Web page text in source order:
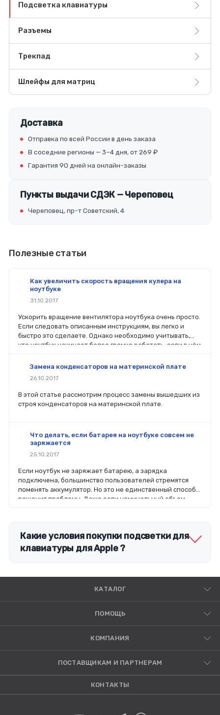
Подсветка клавиатуры
Разъемы
Трекпад
Шлейфы для матриц
Доставка
Отправка по всей России в день заказа
В соседние регионы — 3–4 дня, от 269 ₽
Гарантия 90 дней на онлайн-заказы
Пункты выдачи СДЭК — Череповец
Череповец, пр-т Советский, 4
Полезные статьи
Как увеличить скорость вращения кулера на
ноутбуке
31.10.2017
Ускорить вращение вентилятора ноутбука очень просто.
Если следовать описанным инструкциям, вы легко и
быстро это сделаете. Однако необходимо учитывать,
что ноутбук начинает более громко работать, если в нём
Замена конденсаторов на материнской плате
26.10.2017
В этой статье рассмотрим процесс замены вышедших из
строя конденсаторов на материнской плате.
Что делать, если батарея на ноутбуке совсем не
заряжается
25.10.2017
Если ноутбук не заряжает батарею, а зарядка
подключена, большинство пользователей стремятся
поменять аккумулятор. Но это не единственный способ
решения проблемы. Даже если номинальный объем
Какие условия покупки подсветки для
клавиатуры для Apple ?
КАТАЛОГ
ПОМОЩЬ
КОМПАНИЯ
ПОСТАВЩИКАМ И ПАРТНЕРАМ
КОНТАКТЫ